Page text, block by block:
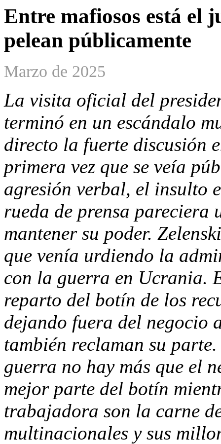
Entre mafiosos está el
pelean públicamente
Marzo de 2025
La visita oficial del
terminó en un escándalo
directo la fuerte discusión
primera vez que se veía
agresión verbal, el insulto
rueda de prensa pareciera
mantener su poder.
que venía urdiendo la
con la guerra en Ucrania.
reparto del botín de los
dejando fuera del negocio
también reclaman su
guerra no hay más que el
mejor parte del botín
trabajadora son la carne
multinacionales y sus